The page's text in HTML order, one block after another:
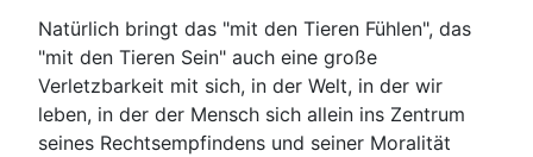
Natürlich bringt das "mit den Tieren Fühlen", das
"mit den Tieren Sein" auch eine große
Verletzbarkeit mit sich, in der Welt, in der wir
leben, in der der Mensch sich allein ins Zentrum
seines Rechtsempfindens und seiner Moralität